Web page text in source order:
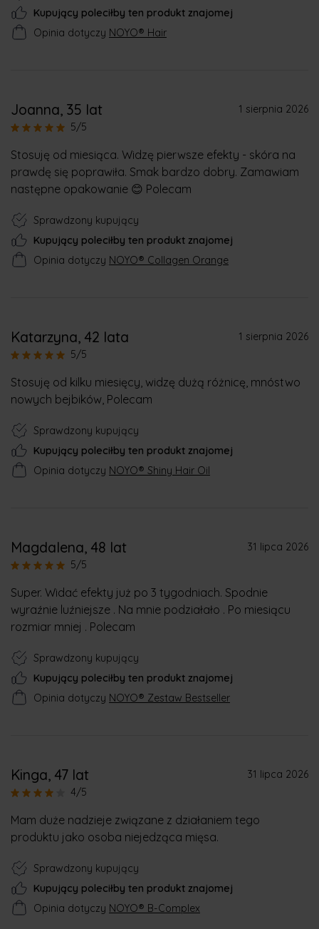
Kupujący poleciłby ten produkt znajomej
Opinia dotyczy NOYO® Hair
Joanna, 35 lat
1 sierpnia 2026
5/5
Stosuję od miesiąca. Widzę pierwsze efekty - skóra na
prawdę się poprawiła. Smak bardzo dobry. Zamawiam
następne opakowanie 😊 Polecam
Sprawdzony kupujący
Kupujący poleciłby ten produkt znajomej
Opinia dotyczy NOYO® Collagen Orange
Katarzyna, 42 lata
1 sierpnia 2026
5/5
Stosuję od kilku miesięcy, widzę dużą różnicę, mnóstwo
nowych bejbików, Polecam
Sprawdzony kupujący
Kupujący poleciłby ten produkt znajomej
Opinia dotyczy NOYO® Shiny Hair Oil
Magdalena, 48 lat
31 lipca 2026
5/5
Super. Widać efekty już po 3 tygodniach. Spodnie
wyraźnie luźniejsze . Na mnie podziałało . Po miesiącu
rozmiar mniej . Polecam
Sprawdzony kupujący
Kupujący poleciłby ten produkt znajomej
Opinia dotyczy NOYO® Zestaw Bestseller
Kinga, 47 lat
31 lipca 2026
4/5
Mam duże nadzieje związane z działaniem tego
produktu jako osoba niejedząca mięsa.
Sprawdzony kupujący
Kupujący poleciłby ten produkt znajomej
Opinia dotyczy NOYO® B-Complex